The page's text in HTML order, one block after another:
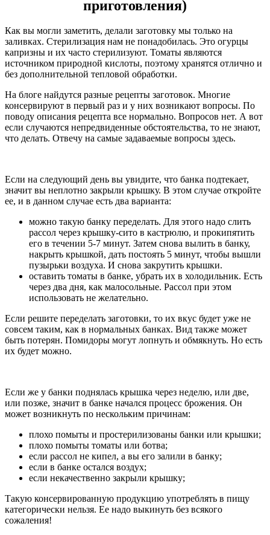
приготовления)
Как вы могли заметить, делали заготовку мы только на
заливках. Стерилизация нам не понадобилась. Это огурцы
капризны и их часто стерилизуют. Томаты являются
источником природной кислоты, поэтому хранятся отлично и
без дополнительной тепловой обработки.
На блоге найдутся разные рецепты заготовок. Многие
консервируют в первый раз и у них возникают вопросы. По
поводу описания рецепта все нормально. Вопросов нет. А вот
если случаются непредвиденные обстоятельства, то не знают,
что делать. Отвечу на самые задаваемые вопросы здесь.
Если на следующий день вы увидите, что банка подтекает,
значит вы неплотно закрыли крышку. В этом случае откройте
ее, и в данном случае есть два варианта:
можно такую банку переделать. Для этого надо слить
рассол через крышку-сито в кастрюлю, и прокипятить
его в течении 5-7 минут. Затем снова вылить в банку,
накрыть крышкой, дать постоять 5 минут, чтобы вышли
пузырьки воздуха. И снова закрутить крышки.
оставить томаты в банке, убрать их в холодильник. Есть
через два дня, как малосольные. Рассол при этом
использовать не желательно.
Если решите переделать заготовки, то их вкус будет уже не
совсем таким, как в нормальных банках. Вид также может
быть потерян. Помидоры могут лопнуть и обмякнуть. Но есть
их будет можно.
Если же у банки поднялась крышка через неделю, или две,
или позже, значит в банке начался процесс брожения. Он
может возникнуть по нескольким причинам:
плохо помыты и простерилизованы банки или крышки;
плохо помыты томаты или ботва;
если рассол не кипел, а вы его залили в банку;
если в банке остался воздух;
если некачественно закрыли крышку;
Такую консервированную продукцию употреблять в пищу
категорически нельзя. Ее надо выкинуть без всякого
сожаления!